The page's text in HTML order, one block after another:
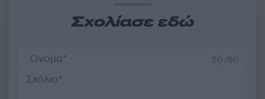
Σχολίασε εδώ
50 /50